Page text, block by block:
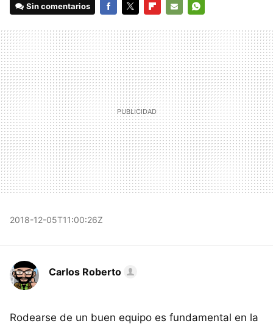
Sin comentarios
MAIL
2018-12-05T11:00:26Z
Carlos Roberto
Rodearse de un buen equipo es fundamental en la